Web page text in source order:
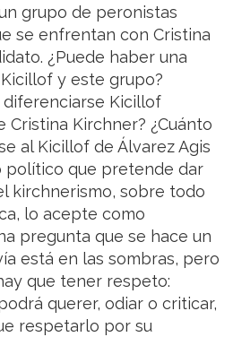
grupo de peronistas
se enfrentan con Cristina
¿Puede haber una
y este grupo?
diferenciarse Kicillof
Kirchner? ¿Cuánto
al Kicillof de Álvarez Agis
político que pretende dar
kirchnerismo, sobre todo
lo acepte como
pregunta que se hace un
está en las sombras, pero
que tener respeto:
querer, odiar o criticar,
respetarlo por su